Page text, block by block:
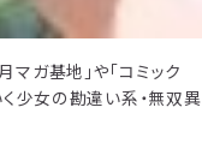
ガ基地」や「コミック
少女の勘違い系・無双異